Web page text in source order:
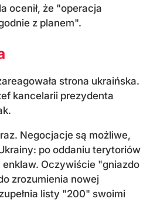
ocenił, że "operacja
z planem".
strona ukraińska.
kancelarii prezydenta
Negocjacje są możliwe,
po oddaniu terytoriów
Oczywiście "gniazdo
zrozumienia nowej
listy "200" swoimi